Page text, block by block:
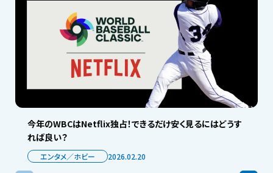
今年のWBCはNetflix独占！できるだけ安く見るにはどうす
れば良い？
エンタメ／ホビー 2026.02.20